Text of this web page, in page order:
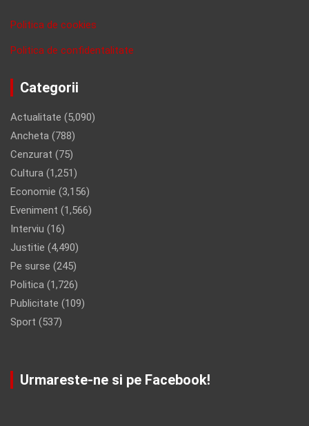
Politica de cookies
Politica de confidentalitate
Categorii
Actualitate (5,090)
Ancheta (788)
Cenzurat (75)
Cultura (1,251)
Economie (3,156)
Eveniment (1,566)
Interviu (16)
Justitie (4,490)
Pe surse (245)
Politica (1,726)
Publicitate (109)
Sport (537)
Urmareste-ne si pe Facebook!